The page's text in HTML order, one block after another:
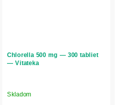
Chlorella 500 mg — 300 tabliet
— Vitateka
Skladom